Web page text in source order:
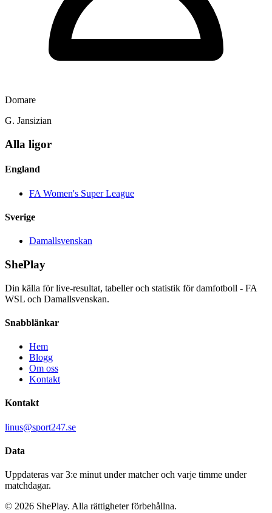
Domare
G. Jansizian
Alla ligor
England
FA Women's Super League
Sverige
Damallsvenskan
ShePlay
Din källa för live-resultat, tabeller och statistik för damfotboll - FA
WSL och Damallsvenskan.
Snabblänkar
Hem
Blogg
Om oss
Kontakt
Kontakt
linus@sport247.se
Data
Uppdateras var 3:e minut under matcher och varje timme under
matchdagar.
© 2026 ShePlay. Alla rättigheter förbehållna.